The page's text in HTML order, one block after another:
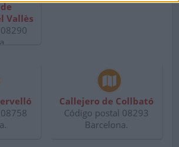
Vallès
Callejero de Collbató
Código postal 08293
Barcelona.